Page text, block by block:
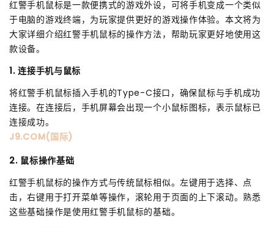
红警手机鼠标是一款便携式的游戏外设，可将手机变成一个类似
于电脑的游戏终端，为玩家提供更好的游戏操作体验。本文将为
大家详细介绍红警手机鼠标的操作方法，帮助玩家更好地使用这
款设备。
1. 连接手机与鼠标
将红警手机鼠标插入手机的Type-C接口，确保鼠标与手机成功
连接。在连接后，手机屏幕会出现一个小鼠标图标，表示鼠标已
连接成功。
J9.COM(国际)
2. 鼠标操作基础
红警手机鼠标的操作方式与传统鼠标相似。左键用于选择、点
击，右键用于打开菜单等操作，滚轮用于页面的上下滚动。熟悉
这些基础操作是使用红警手机鼠标的基础。